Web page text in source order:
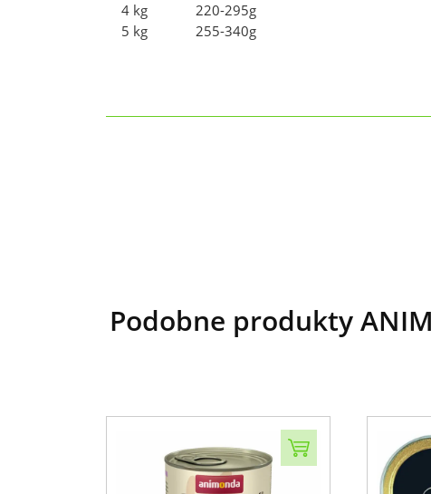
4 kg
220-295g
5 kg
255-340g
Podobne produkty